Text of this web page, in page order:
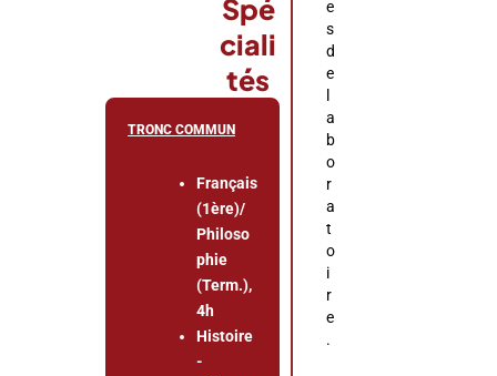
Spé
ciali
tés
TRONC COMMUN
Français
(1ère)/
Philoso
phie
(Term.),
4h
Histoire
-
e
s
d
e
a
b
o
r
a
t
o
i
r
e
.